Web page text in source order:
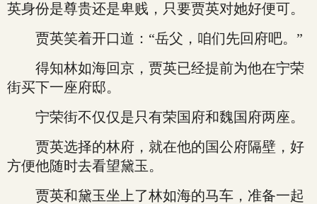
英身份是尊贵还是卑贱，只要贾英对她好便可。
贾英笑着开口道：“岳父，咱们先回府吧。”
得知林如海回京，贾英已经提前为他在宁荣
街买下一座府邸。
宁荣街不仅仅是只有荣国府和魏国府两座。
贾英选择的林府，就在他的国公府隔壁，好
方便他随时去看望黛玉。
贾英和黛玉坐上了林如海的马车，准备一起